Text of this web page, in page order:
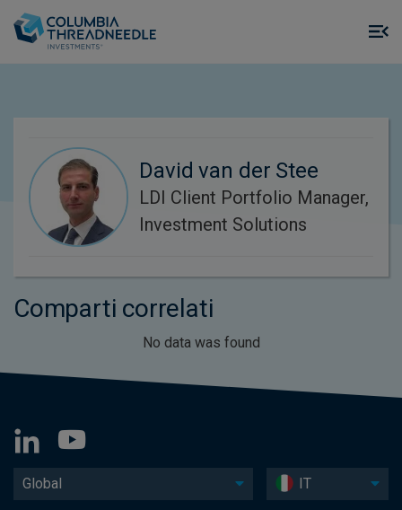
David van der Stee
LDI Client Portfolio Manager,
Investment Solutions
Comparti correlati
No data was found
Global IT